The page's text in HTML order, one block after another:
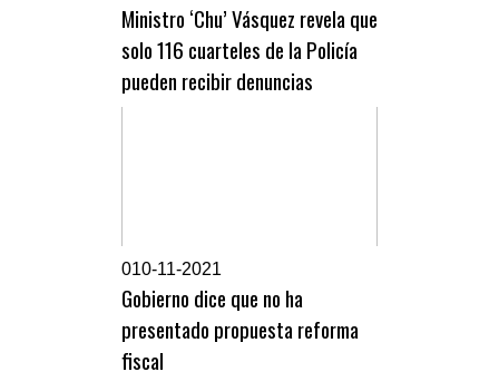
Ministro ‘Chu’ Vásquez revela que
solo 116 cuarteles de la Policía
pueden recibir denuncias
010-11-2021
Gobierno dice que no ha
presentado propuesta reforma
fiscal